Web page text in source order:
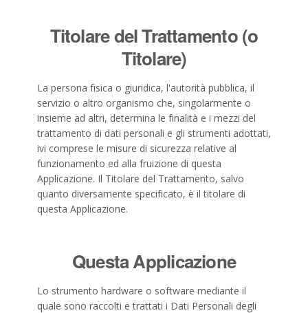
Titolare del Trattamento (o
Titolare)
La persona fisica o giuridica, l'autorità pubblica, il
servizio o altro organismo che, singolarmente o
insieme ad altri, determina le finalità e i mezzi del
trattamento di dati personali e gli strumenti adottati,
ivi comprese le misure di sicurezza relative al
funzionamento ed alla fruizione di questa
Applicazione. Il Titolare del Trattamento, salvo
quanto diversamente specificato, è il titolare di
questa Applicazione.
Questa Applicazione
Lo strumento hardware o software mediante il
quale sono raccolti e trattati i Dati Personali degli